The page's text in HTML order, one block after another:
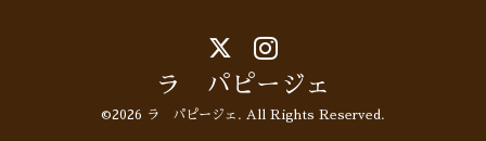
ラ パピージェ
©2026 ラ パピージェ . All Rights Reserved.